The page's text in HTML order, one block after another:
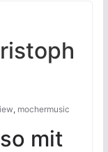
, mochermusic
mit